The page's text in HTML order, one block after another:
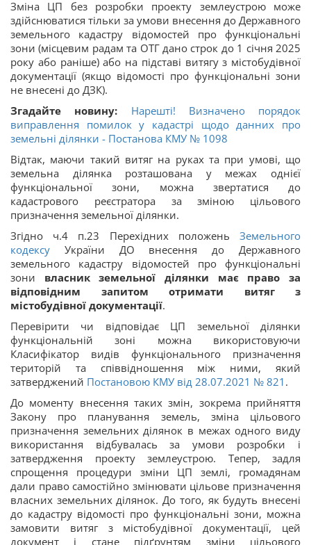
Зміна ЦП без розробки проекту землеустрою може
здійснюватися тільки за умови внесення до Державного
земельного кадастру відомостей про функціональні
зони (місцевим радам та ОТГ дано строк до 1 січня 2025
року або раніше) або на підставі витягу з містобудівної
документації (якщо відомості про функціональні зони
не внесені до ДЗК).
Згадайте новину:
Нарешті! Визначено порядок
виправлення помилок у кадастрі щодо данних про
земельні ділянки - Постанова КМУ № 1098
Відтак, маючи такий витяг на руках та при умові, що
земельна ділянка розташована у межах однієї
функціональної зони, можна звертатися до
кадастрового реєстратора за зміною цільового
призначення земельної ділянки.
Згідно ч.4 п.23 Перехідних положень Земельного
кодексу України ДО внесення до Державного
земельного кадастру відомостей про функціональні
зони власник земельної ділянки має право за
відповідним запитом отримати витяг з
містобудівної документації.
Перевірити чи відповідає ЦП земельної ділянки
функціональній зоні можна використовуючи
Класифікатор видів функціонального призначення
територій та співвідношення між ними, який
затверджений Постановою КМУ від 28.07.2021 № 821 .
До моменту внесення таких змін, зокрема прийняття
Закону про планування земель, зміна цільового
призначення земельних ділянок в межах одного виду
використання відбувалась за умови розробки і
затвердження проекту землеустрою. Тепер, задля
спрощення процедури зміни ЦП землі, громадянам
дали право самостійно змінювати цільове призначення
власних земельних ділянок. До того, як будуть внесені
до кадастру відомості про функціональні зони, можна
замовити витяг з містобудівної документації, цей
документ і стане підґрунтям зміни цільового